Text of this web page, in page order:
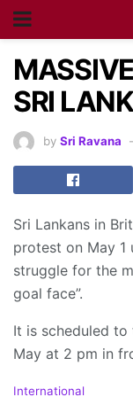
SRI
by Sri Ravana
Sri Lankans in
protest on May 1
struggle for the
goal face”.
It is scheduled
May at 2 pm in
C
International